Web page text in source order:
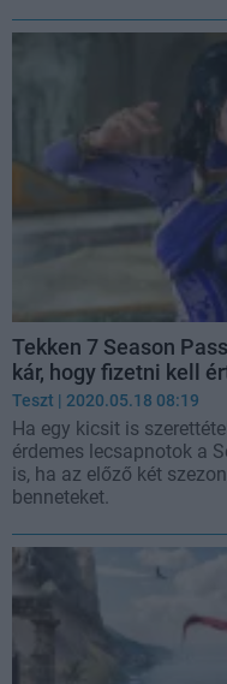
Tekken 7 Season
kár, hogy fizetni kell
Teszt | 2020.05.18 08:19
Ha egy kicsit is
érdemes lecsapnotok a
is, ha az előző két
benneteket.